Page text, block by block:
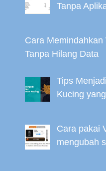
Tanpa
Cara Memindahkan
Tanpa Hilang Data
Tips
Kucing
Cara pakai
mengubah